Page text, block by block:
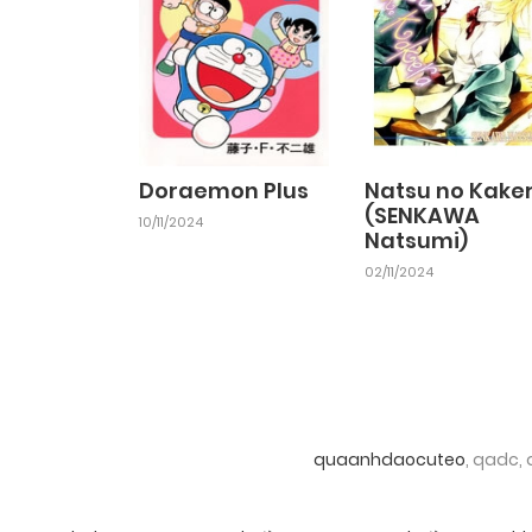
Chapter 9 25/09/2024
Doraemon Plus
10/11/2024
Natsu no
(SENKAWA
Natsumi)
02/11/2024
quaanhdaocuteo, qadc,